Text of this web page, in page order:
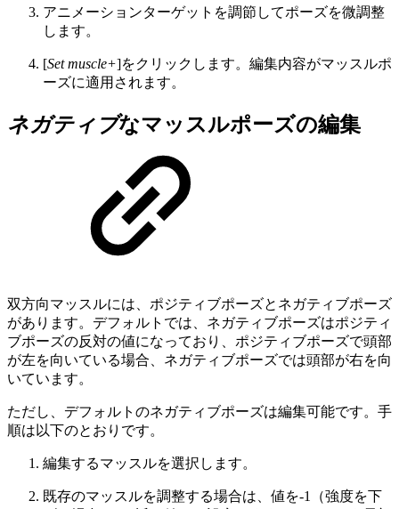
アニメーションターゲットを調節してポーズを微調整
します。
[Set muscle+]をクリックします。編集内容がマッスルポ
ーズに適用されます。
ネガティブなマッスルポーズの編集
双方向マッスルには、ポジティブポーズとネガティブポーズ
があります。デフォルトでは、ネガティブポーズはポジティ
ブポーズの反対の値になっており、ポジティブポーズで頭部
が左を向いている場合、ネガティブポーズでは頭部が右を向
いています。
ただし、デフォルトのネガティブポーズは編集可能です。手
順は以下のとおりです。
編集するマッスルを選択します。
既存のマッスルを調整する場合は、値を-1（強度を下